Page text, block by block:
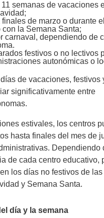
semanas de vacaciones
de marzo o durante
la Semana Santa;
carnaval, dependiendo de
festivos o no lectivos
autonómicas o
de vacaciones, festivos
significativamente entre
estivales, los centros
hasta finales del mes de
Dependiendo
de cada centro educativo,
los días no festivos de las
y Semana Santa.
día y la semana